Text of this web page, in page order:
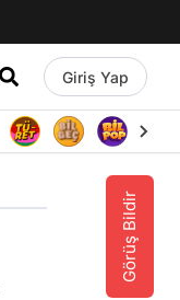
Giriş Yap
Görüş Bildir